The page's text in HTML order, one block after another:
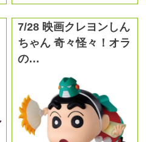
7/28 映画クレヨンしん
ちゃん 奇々怪々！オラ
の…